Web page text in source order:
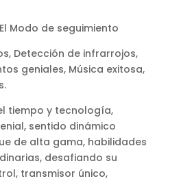
El Modo de seguimiento
Detección de infrarrojos,
geniales, Música exitosa,
tiempo y tecnología,
sentido dinámico
de alta gama, habilidades
desafiando su
transmisor único,